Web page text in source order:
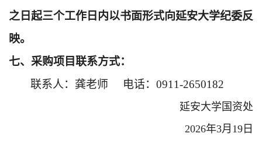
之日起三个工作日内以书面形式向延安大学纪委反
映。
七、采购项目联系方式：
联系人：龚老师
电话：0911-2650182
延安大学国资处
2026年3月19日